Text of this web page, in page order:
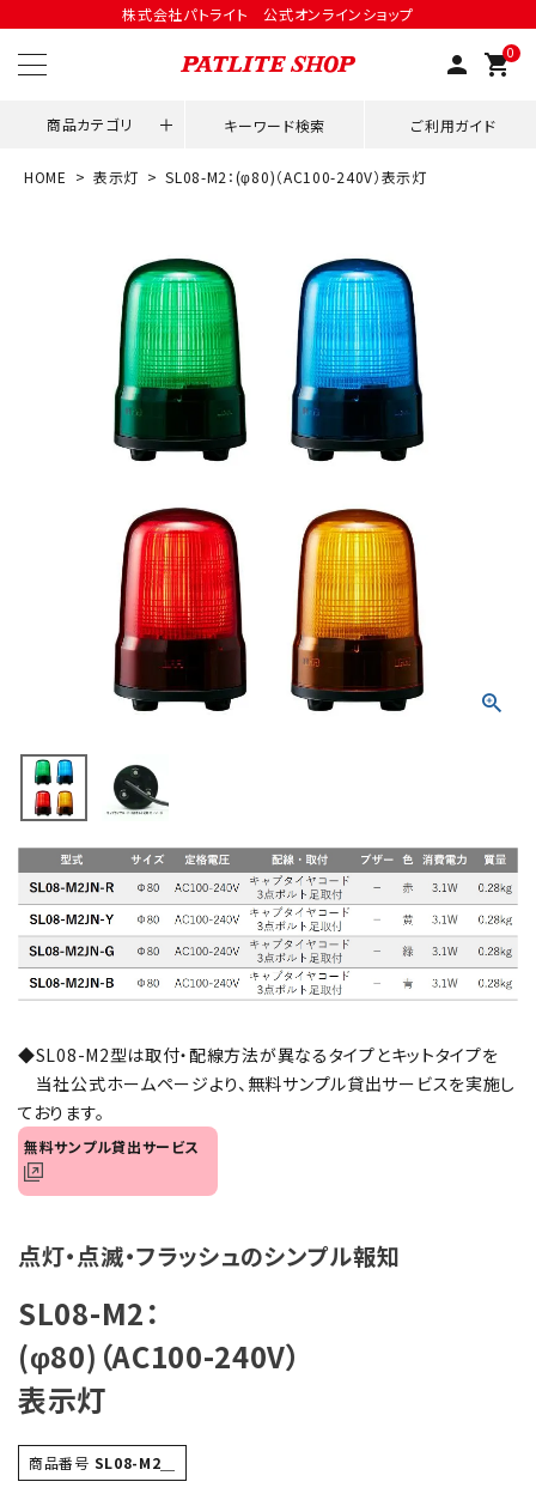
株式会社パトライト 公式オンラインショップ
person 0
shopping_cart
商品カテゴリ キーワード検索 ご利用ガイド
ACCOUNT MENU
ようこそ ゲスト 様
person 会員登録
用途別改善アイデア
積層信号灯
回転灯
流線型
光音一体型
音/音声
LED照明
センサ機器
散光式警光灯
オプション
パトライトカタログ
HOME 表示灯 SL08-M2：(φ80)（AC100-240V）表示灯
◆SL08-M2型は取付・配線方法が異なるタイプとキットタイプを
当社公式ホームページより、無料サンプル貸出サービスを実施し
ております。
無料サンプル貸出サービス
点灯・点滅・フラッシュのシンプル報知
SL08-M2：
(φ80)（AC100-240V）
表示灯
商品番号 SL08-M2＿